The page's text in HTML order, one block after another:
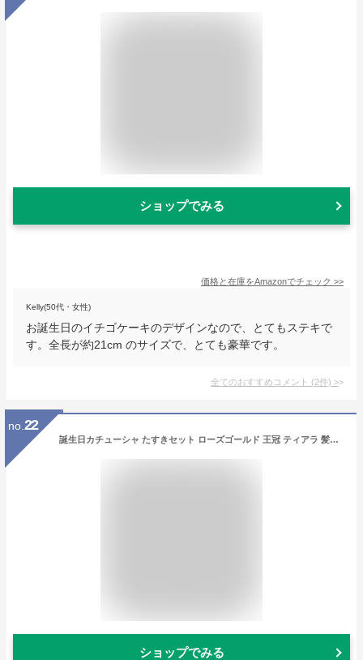
ショップでみる
価格と在庫をAmazonでチェック >>
Kelly(50代・女性)
お誕生日のイチゴケーキのデザインなので、とてもステキで
す。全長が約21cm のサイズで、とても豪華です。
全てのおすすめコメント (2件) >
no. 22
誕生日カチューシャ たすきセット ローズゴールド 王冠 ティアラ 髪飾り誕生日パーティー用品 バースデー 飾り
ショップでみる